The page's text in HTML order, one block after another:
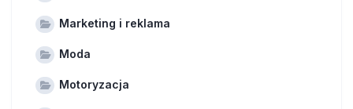
Marketing i reklama
Moda
Motoryzacja